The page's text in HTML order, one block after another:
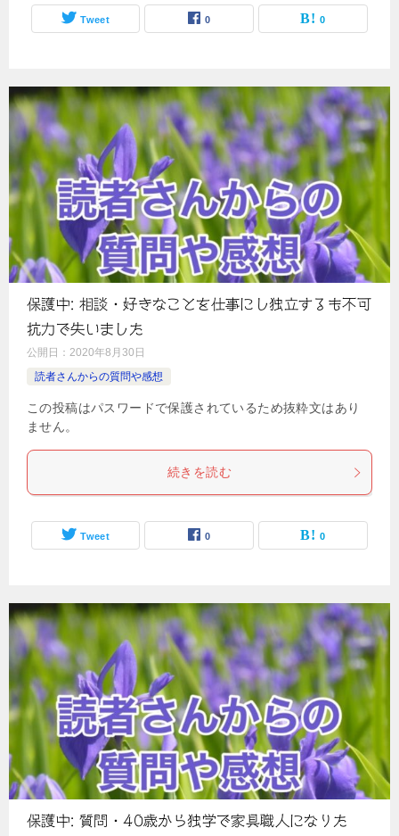
Tweet 0 0
保護中: 相談・好きなことを仕事にし独立するも不可
抗力で失いました
公開日： 2020年8月30日
読者さんからの質問や感想
この投稿はパスワードで保護されているため抜粋文はあり
ません。
続きを読む
Tweet 0 0
保護中: 質問・40歳から独学で家具職人になりた